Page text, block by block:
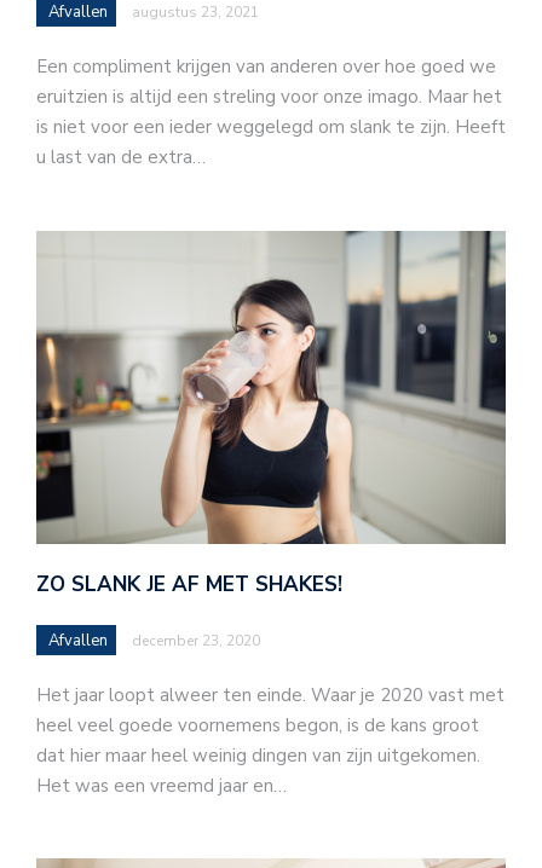
Afvallen augustus 23, 2021
Een compliment krijgen van anderen over hoe goed we
eruitzien is altijd een streling voor onze imago. Maar het
is niet voor een ieder weggelegd om slank te zijn. Heeft
u last van de extra…
ZO SLANK JE AF MET SHAKES!
Afvallen december 23, 2020
Het jaar loopt alweer ten einde. Waar je 2020 vast met
heel veel goede voornemens begon, is de kans groot
dat hier maar heel weinig dingen van zijn uitgekomen.
Het was een vreemd jaar en…